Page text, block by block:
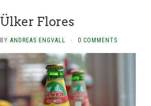
Ülker Flores
BY ANDREAS ENGVALL · 0 COMMENTS